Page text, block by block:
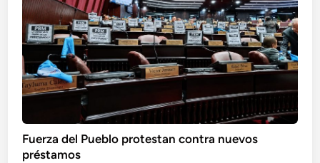
Fuerza del Pueblo protestan contra nuevos
préstamos